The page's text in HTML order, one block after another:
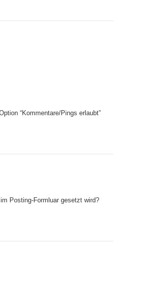
“Kommentare/Pings erlaubt”
Posting-Formluar gesetzt wird?